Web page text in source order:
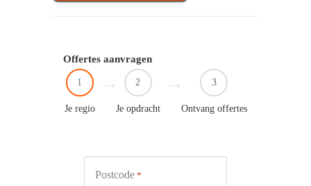
Offertes aanvragen
1
Je regio
2
Je opdracht
3
Ontvang offertes
Postcode *